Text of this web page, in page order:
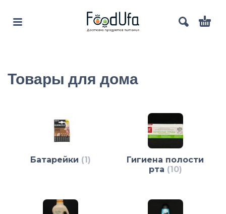
Товары для дома
Батарейки (1)
Гигиена полости
рта (10)